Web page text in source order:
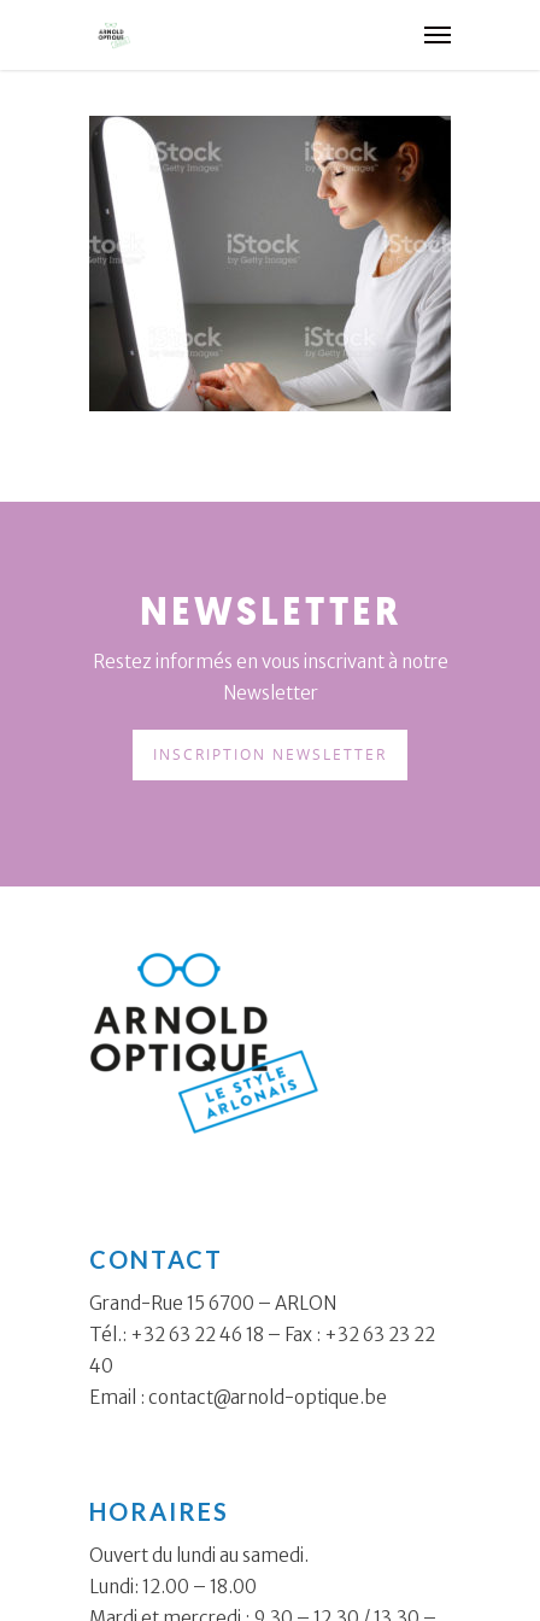
NEWSLETTER
Restez informés en vous inscrivant à notre
Newsletter
INSCRIPTION NEWSLETTER
CONTACT
Grand-Rue 15 6700 – ARLON
Tél.: +32 63 22 46 18 – Fax : +32 63 23 22
40
Email : contact@arnold-optique.be
HORAIRES
Ouvert du lundi au samedi.
Lundi: 12.00 – 18.00